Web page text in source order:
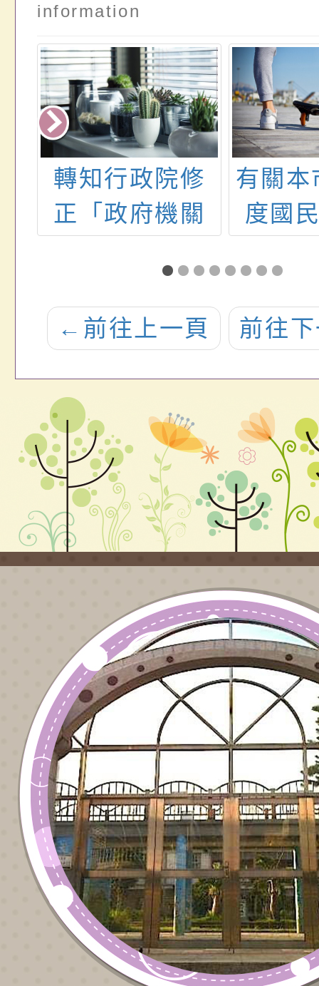
information
轉知行政院修
正「政府機關
處理要點」第
四點、第五
點，並自112年
5月25日生效一
有關
度國
內介
查暨
作業
案，
← 前往上一頁 前往